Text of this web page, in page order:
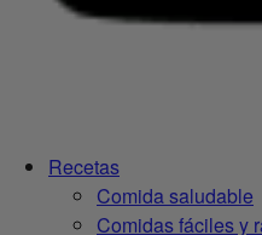
Recetas
Comida saludable
Comidas fáciles y